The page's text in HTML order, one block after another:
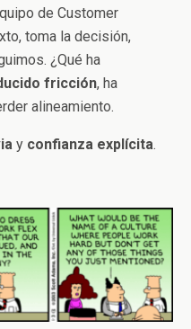
de Customer
toma la decisión,
¿Qué ha
fricción, ha
alineamiento.
y confianza explícita.